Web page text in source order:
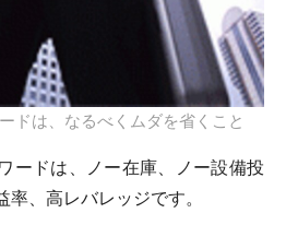
ドは、なるべくムダを省くこと
ードは、ノー在庫、ノー設備投
、高レバレッジです。